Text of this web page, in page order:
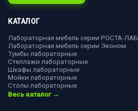
КАТАЛОГ
Лабораторная мебель серии РОСТА-ЛАБ
Лабораторная мебель серии Эконом
Тумбы лабораторные
Стеллажи лабораторные
Шкафы лабораторные
Мойки лабораторные
Столы лабораторные
Весь каталог →